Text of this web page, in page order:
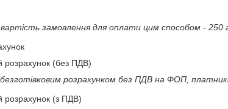
вартість замовлення для оплати цим способом - 250
розрахунок (без ПДВ)
розрахунком без ПДВ на ФОП,
розрахунок (з ПДВ)